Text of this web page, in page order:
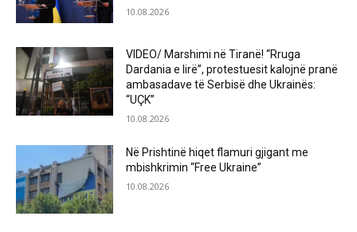
10.08.2026
VIDEO/ Marshimi në Tiranë! “Rruga
Dardania e lirë”, protestuesit kalojnë pranë
ambasadave të Serbisë dhe Ukrainës:
“UÇK”
10.08.2026
Në Prishtinë hiqet flamuri gjigant me
mbishkrimin “Free Ukraine”
10.08.2026